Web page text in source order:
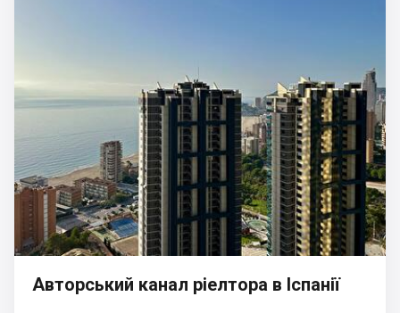
Авторський канал ріелтора в Іспанії